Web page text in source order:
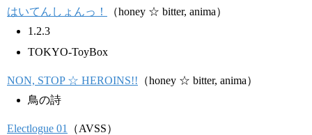
はいてんしょんっ！
（honey ☆ bitter, anima）
1.2.3
TOKYO-ToyBox
NON, STOP ☆ HEROINS!! （honey ☆ bitter, anima）
鳥の詩
Electlogue 01
（AVSS）